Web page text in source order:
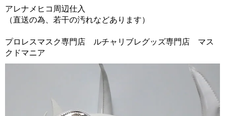
アレナメヒコ周辺仕入
（直送の為、若干の汚れなどあります）
プロレスマスク専門店 ルチャリブレグッズ専門店 マス
クドマニア